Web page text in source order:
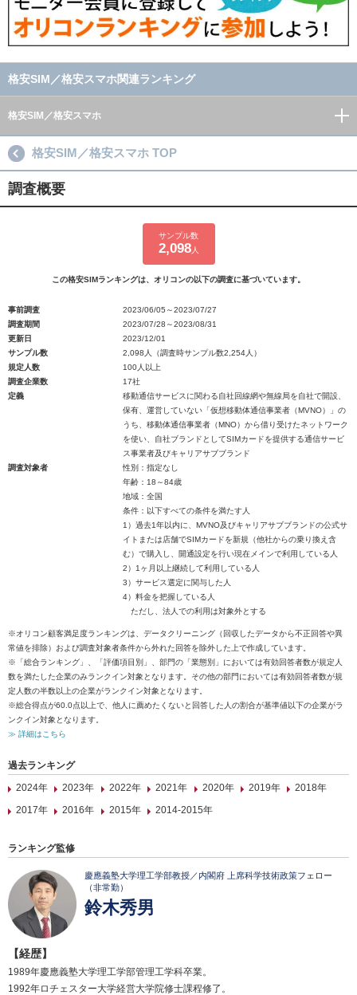
格安SIM／格安スマホ関連ランキング
格安SIM／格安スマホ
格安SIM／格安スマホ TOP
調査概要
サンプル数
2,098人
この格安SIMランキングは、オリコンの以下の調査に基づいています。
事前調査
2023/06/05～2023/07/27
調査期間
2023/07/28～2023/08/31
更新日
2023/12/01
サンプル数
2,098人（調査時サンプル数2,254人）
規定人数
100人以上
調査企業数
17社
定義
移動通信サービスに関わる自社回線網や無線局を自社で開設、
保有、運営していない「仮想移動体通信事業者（MVNO）」の
うち、移動体通信事業者（MNO）から借り受けたネットワーク
を使い、自社ブランドとしてSIMカードを提供する通信サービ
ス事業者及びキャリアサブブランド
調査対象者
性別：指定なし
年齢：18～84歳
地域：全国
条件：以下すべての条件を満たす人
1）過去1年以内に、MVNO及びキャリアサブブランドの公式サ
イトまたは店舗でSIMカードを新規（他社からの乗り換え含
む）で購入し、開通設定を行い現在メインで利用している人
2）1ヶ月以上継続して利用している人
3）サービス選定に関与した人
4）料金を把握している人
ただし、法人での利用は対象外とする
※オリコン顧客満足度ランキングは、データクリーニング（回収したデータから不正回答や異
常値を排除）および調査対象者条件から外れた回答を除外した上で作成しています。
※「総合ランキング」、「評価項目別」、部門の「業態別」においては有効回答者数が規定人
数を満たした企業のみランクイン対象となります。その他の部門においては有効回答者数が規
定人数の半数以上の企業がランクイン対象となります。
※総合得点が60.0点以上で、他人に薦めたくないと回答した人の割合が基準値以下の企業がラ
ンクイン対象となります。
≫ 詳細はこちら
過去ランキング
2024年
2023年 2022年 2021年 2020年 2019年
2018年
2017年
2016年 2015年 2014-2015年
ランキング監修
慶應義塾大学理工学部教授／内閣府 上席科学技術政策フェロー
（非常勤）
鈴木秀男
【経歴】
1989年慶應義塾大学理工学部管理工学科卒業。
1992年ロチェスター大学経営大学院修士課程修了。